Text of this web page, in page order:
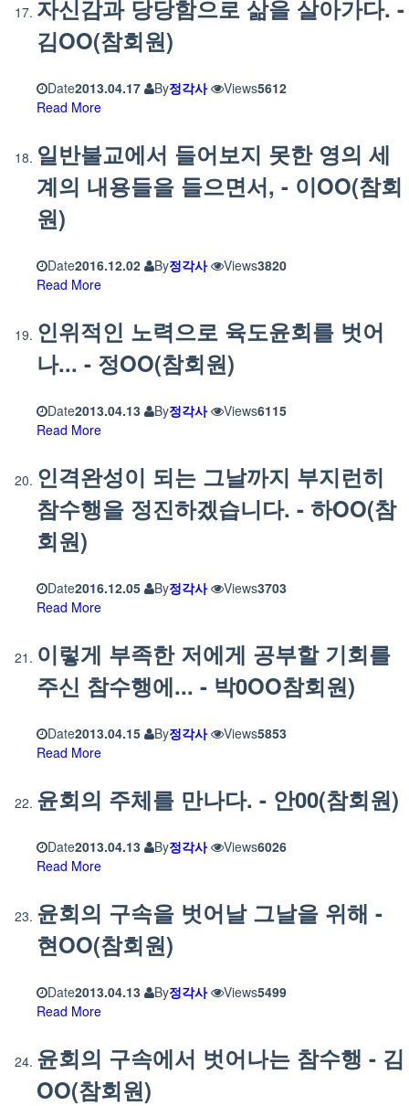
자신감과 당당함으로 삶을 살아가다. -
김OO(참회원)
Date2013.04.17 By정각사 Views5612
Read More
일반불교에서 들어보지 못한 영의 세
계의 내용들을 들으면서, - 이OO(참회
원)
Date2016.12.02 By정각사 Views3820
Read More
인위적인 노력으로 육도윤회를 벗어
나... - 정OO(참회원)
Date2013.04.13 By정각사 Views6115
Read More
인격완성이 되는 그날까지 부지런히
참수행을 정진하겠습니다. - 하OO(참
회원)
Date2016.12.05 By정각사 Views3703
Read More
이렇게 부족한 저에게 공부할 기회를
주신 참수행에... - 박0OO참회원)
Date2013.04.15 By정각사 Views5853
Read More
윤회의 주체를 만나다. - 안00(참회원)
Date2013.04.13 By정각사 Views6026
Read More
윤회의 구속을 벗어날 그날을 위해 -
현OO(참회원)
Date2013.04.13 By정각사 Views5499
Read More
윤회의 구속에서 벗어나는 참수행 - 김
OO(참회원)